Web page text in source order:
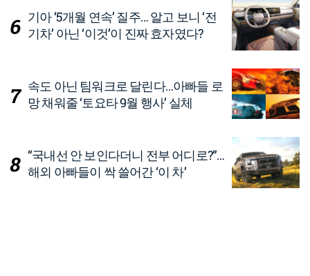
기아 ‘5개월 연속’ 질주… 알고 보니 ‘전
기차’ 아닌 ‘이것’이 진짜 효자였다?
속도 아닌 팀워크로 달린다…아빠들 로
망 채워줄 ‘토요타 9월 행사’ 실체
“국내선 안 보인다더니 전부 어디로?”…
해외 아빠들이 싹 쓸어간 ‘이 차’